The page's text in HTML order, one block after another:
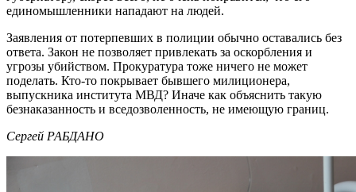
единомышленники нападают на людей.
Заявления от потерпевших в полиции обычно оставались без
ответа. Закон не позволяет привлекать за оскорбления и
угрозы убийством. Прокуратура тоже ничего не может
поделать. Кто-то покрывает бывшего милиционера,
выпускника института МВД? Иначе как объяснить такую
безнаказанность и вседозволенность, не имеющую границ.
Сергей РАБДАНО